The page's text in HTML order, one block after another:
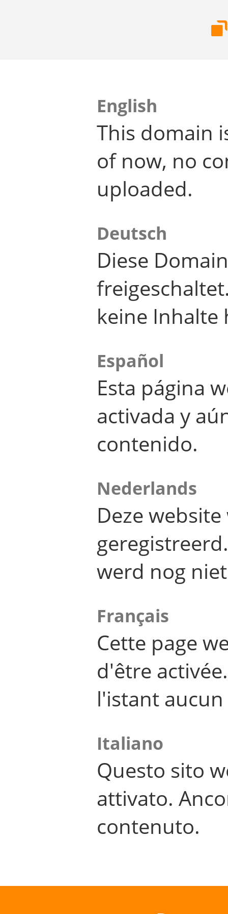
English
This domain
of now, no
uploaded.
Deutsch
Diese
keine Inhalte
Español
Esta página
activada y
contenido.
Nederlands
Deze
werd nog
Français
Cette page
d'être
l'istant
Italiano
Questo sito
attivato.
contenuto.